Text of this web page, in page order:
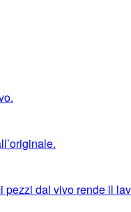
pezzi dal vivo rende il